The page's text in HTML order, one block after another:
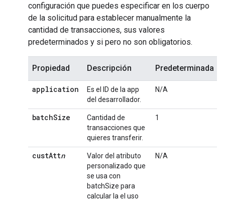
configuración que puedes especificar en los cuerpo
de la solicitud para establecer manualmente la
cantidad de transacciones, sus valores
predeterminados y si pero no son obligatorios.
Propiedad Descripción Predeterminada
application
Es el ID de la app
del desarrollador.
N/A
batchSize
Cantidad de
transacciones que
quieres transferir.
1
custAttn
Valor del atributo
personalizado que
se usa con
batchSize para
calcular la el uso
N/A